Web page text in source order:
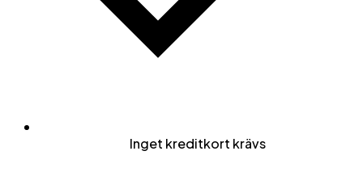
Inget kreditkort krävs